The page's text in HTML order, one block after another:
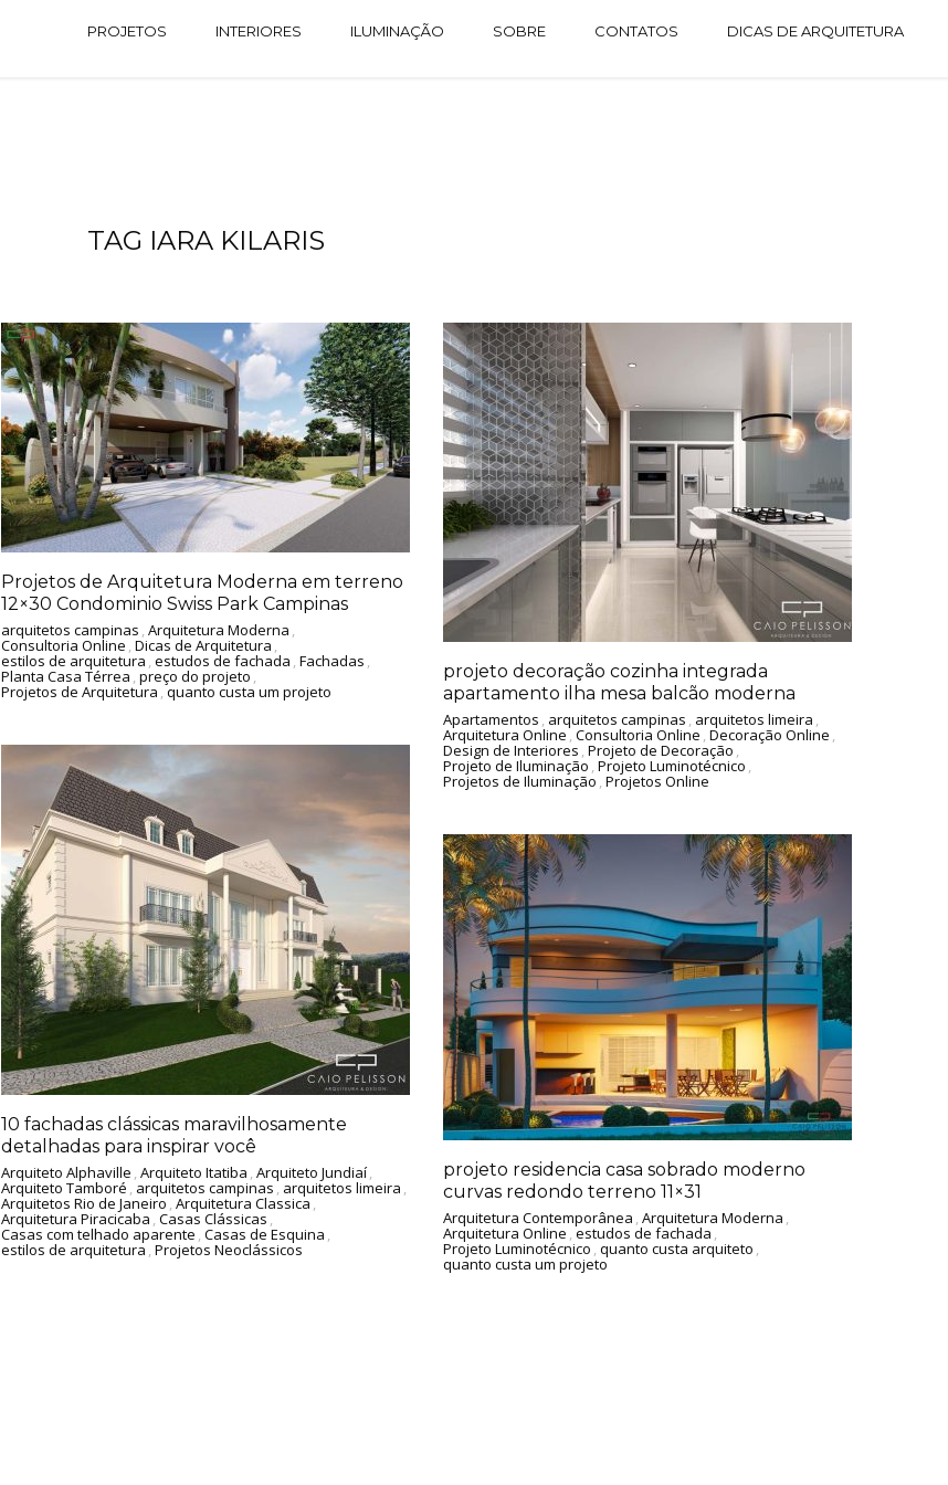
PROJETOS INTERIORES ILUMINAÇÃO SOBRE CONTATOS DICAS DE ARQUITETURA
TAG IARA KILARIS
Projetos de Arquitetura Moderna em terreno
12×30 Condominio Swiss Park Campinas
arquitetos campinas , Arquitetura Moderna ,
Consultoria Online , Dicas de Arquitetura ,
estilos de arquitetura , estudos de fachada , Fachadas ,
Planta Casa Térrea , preço do projeto ,
Projetos de Arquitetura ,quanto custa um projeto
projeto decoração cozinha integrada
apartamento ilha mesa balcão moderna
Apartamentos , arquitetos campinas , arquitetos limeira ,
Arquitetura Online, Consultoria Online , Decoração Online ,
Design de Interiores , Projeto de Decoração ,
Projeto de Iluminação , Projeto Luminotécnico ,
Projetos de Iluminação , Projetos Online
10 fachadas clássicas maravilhosamente
detalhadas para inspirar você
Arquiteto Alphaville , Arquiteto Itatiba , Arquiteto Jundiaí,
Arquiteto Tamboré , arquitetos campinas, arquitetos limeira ,
Arquitetos Rio de Janeiro , Arquitetura Classica ,
Arquitetura Piracicaba , Casas Clássicas ,
Casas com telhado aparente , Casas de Esquina ,
estilos de arquitetura , Projetos Neoclássicos
projeto residencia casa sobrado moderno
curvas redondo terreno 11×31
Arquitetura Contemporânea , Arquitetura Moderna ,
Arquitetura Online ,estudos de fachada ,
Projeto Luminotécnico , quanto custa arquiteto ,
quanto custa um projeto